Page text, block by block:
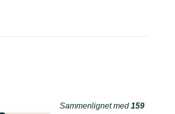
Sammenlignet med159